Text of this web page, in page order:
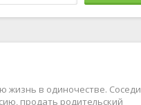
жизнь в одиночестве. Соседи
продать родительский